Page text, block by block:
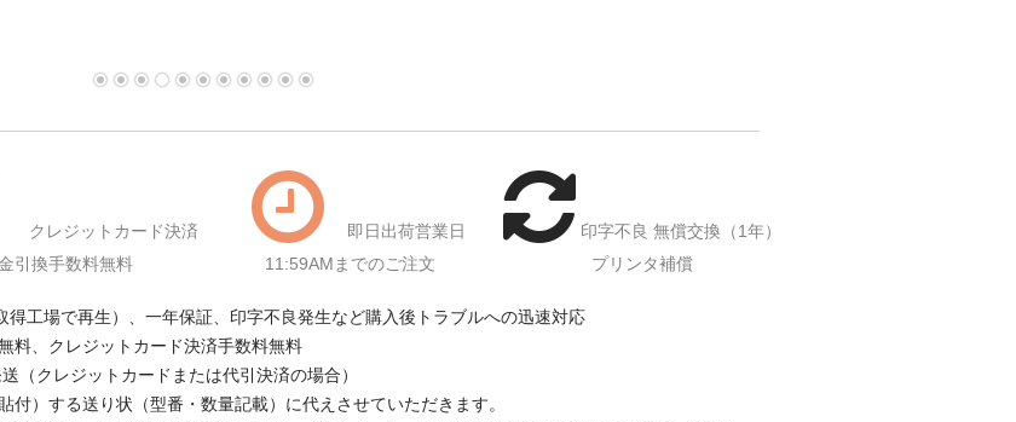
クレジットカード決済
引換手数料無料
即日出荷営業日
11:59AMまでのご注文
印字不良 無償交換（1年）
プリンタ補償
工場で再生）、一年保証、印字不良発生など購入後トラブルへの迅速対応
料、クレジットカード決済手数料無料
（クレジットカードまたは代引決済の場合）
）する送り状（型番・数量記載）に代えさせていただきます。